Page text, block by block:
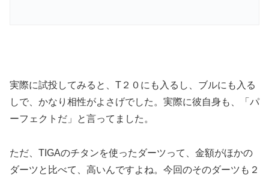
実際に試投してみると、T２０にも入るし、ブルにも入る
しで、かなり相性がよさげでした。実際に彼自身も、「パ
ーフェクトだ」と言ってました。
ただ、TIGAのチタンを使ったダーツって、金額がほかの
ダーツと比べて、高いんですよね。今回のそのダーツも２